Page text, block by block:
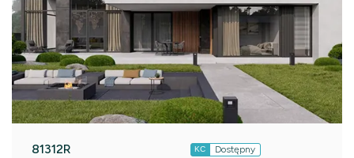
81312R KC Dostępny